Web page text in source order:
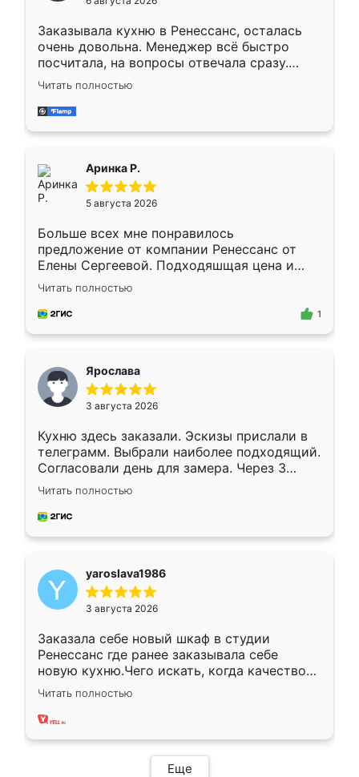
мебели буду заказывать только здесь.
Заказывала кухню в Ренессанс, осталась
очень довольна. Менеджер всё быстро
посчитала, на вопросы отвечала сразу.
Замерщик приехал в субботу, подошёл к
делу со всей ответственностью. Собрали
за день, ребята работали аккуратно, даже
Читать полностью
Аринка Р.
5 августа 2026
Больше всех мне понравилось
предложение от компании Ренессанс от
Елены Сергеевой. Подходяшщая цена и
короткие сроки изготовления. Приехавший
для замера сотрудник Владислав
предложил по моему эскизу самый
Читать полностью
1
Ярослава
3 августа 2026
Кухню здесь заказали. Эскизы прислали в
телеграмм. Выбрали наиболее подходящий.
Согласовали день для замера. Через 3
недели кухня была уже готова. Остались
довольны работой. Спасибо Ренессанс
мебель за качественную работу!
Читать полностью
yaroslava1986
3 августа 2026
Заказала себе новый шкаф в студии
Ренессанс где ранее заказывала себе
новую кухню.Чего искать, когда качеством
вполне довольна. Служит кухня уже почти
два года, нареканий нет.
Читать полностью
Еще